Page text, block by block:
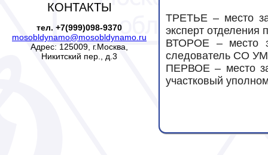
КОНТАКТЫ
тел. +7(999)098-9370
mosobldynamo@mosobldynamo.ru
Адрес: 125009, г.Москва,
Никитский пер., д.3
ТРЕТЬЕ – место
эксперт
ВТОРОЕ – место
следователь СО
ПЕРВОЕ – место
участковый